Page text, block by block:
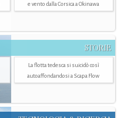
e vento dalla Corsica a Okinawa
STORIE
La flotta tedesca si suicidò così
autoaffondandosi a Scapa Flow